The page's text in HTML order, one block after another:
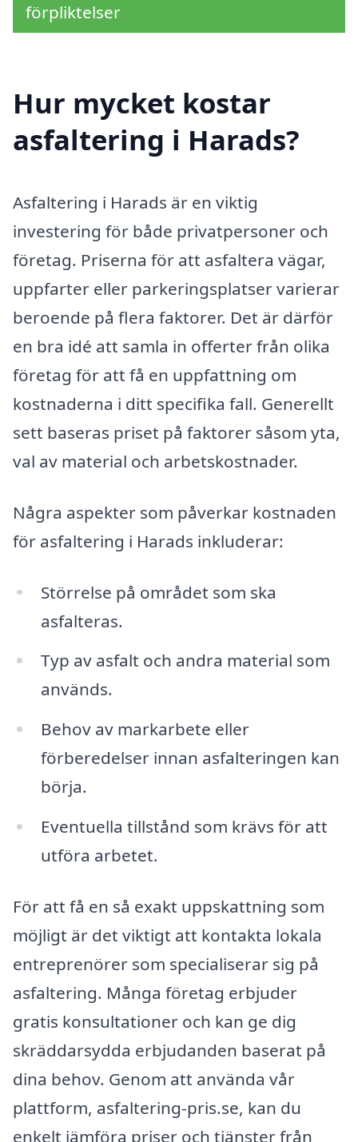
förpliktelser
Hur mycket kostar
asfaltering i Harads?
Asfaltering i Harads är en viktig
investering för både privatpersoner och
företag. Priserna för att asfaltera vägar,
uppfarter eller parkeringsplatser varierar
beroende på flera faktorer. Det är därför
en bra idé att samla in offerter från olika
företag för att få en uppfattning om
kostnaderna i ditt specifika fall. Generellt
sett baseras priset på faktorer såsom yta,
val av material och arbetskostnader.
Några aspekter som påverkar kostnaden
för asfaltering i Harads inkluderar:
Störrelse på området som ska
asfalteras.
Typ av asfalt och andra material som
används.
Behov av markarbete eller
förberedelser innan asfalteringen kan
börja.
Eventuella tillstånd som krävs för att
utföra arbetet.
För att få en så exakt uppskattning som
möjligt är det viktigt att kontakta lokala
entreprenörer som specialiserar sig på
asfaltering. Många företag erbjuder
gratis konsultationer och kan ge dig
skräddarsydda erbjudanden baserat på
dina behov. Genom att använda vår
plattform, asfaltering-pris.se, kan du
enkelt jämföra priser och tjänster från